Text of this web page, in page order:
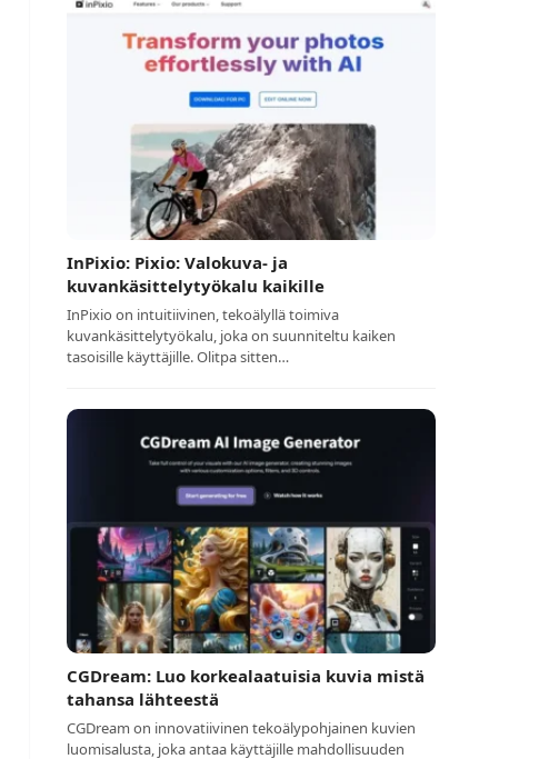
InPixio: Pixio: Valokuva- ja
kuvankäsittelytyökalu kaikille
InPixio on intuitiivinen, tekoälyllä toimiva
kuvankäsittelytyökalu, joka on suunniteltu kaiken
tasoisille käyttäjille. Olitpa sitten…
CGDream: Luo korkealaatuisia kuvia mistä
tahansa lähteestä
CGDream on innovatiivinen tekoälypohjainen kuvien
luomisalusta, joka antaa käyttäjille mahdollisuuden